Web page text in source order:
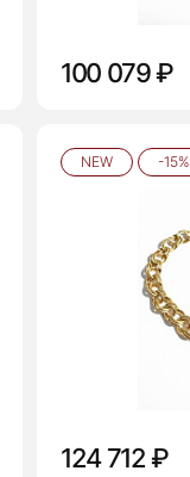
100 079 ₽
NEW -15%
124 712 ₽